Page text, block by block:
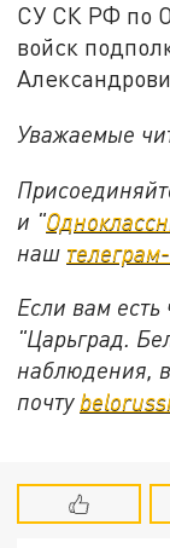
СУ СК РФ по
войск
Уважаемые
и "
наш
Если вам
"Царьград.
наблюдения,
почту